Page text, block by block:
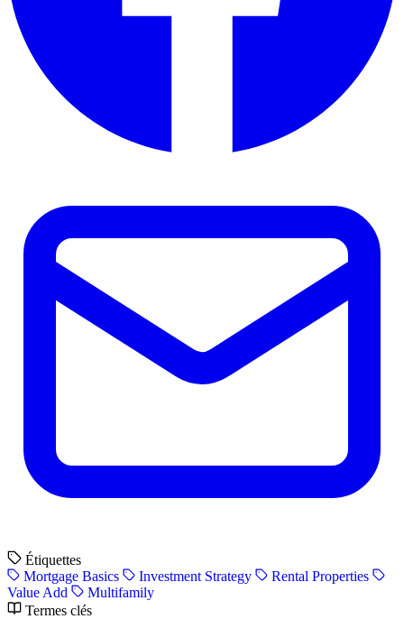
Étiquettes
Mortgage Basics
Investment Strategy
Rental Properties
Value Add
Multifamily
Termes clés